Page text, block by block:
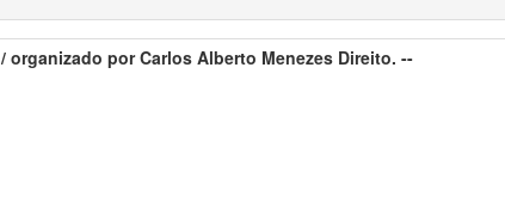
/ organizado por Carlos Alberto Menezes Direito. --